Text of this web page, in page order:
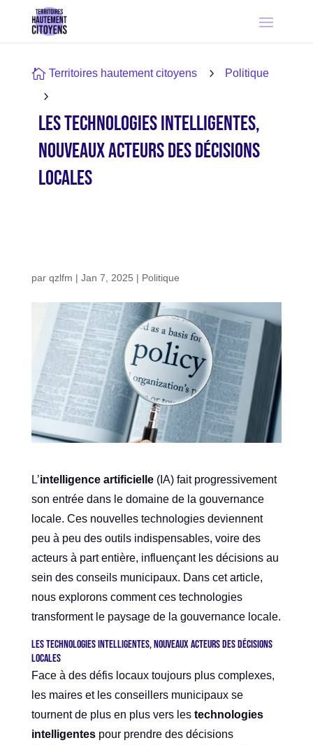
 Territoires hautement citoyens 5 Politique
5
Les technologies intelligentes,
nouveaux acteurs des décisions
locales
par qzlfm | Jan 7, 2025 | Politique
L’intelligence artificielle(IA) fait progressivement
son entrée dans le domaine de la gouvernance
locale. Ces nouvelles technologies deviennent
peu à peu des outils indispensables, voire des
acteurs à part entière, influençant les décisions au
sein des conseils municipaux. Dans cet article,
nous explorons comment ces technologies
transforment le paysage de la gouvernance locale.
Les technologies intelligentes, nouveaux acteurs des décisions
locales
Face à des défis locaux toujours plus complexes,
les maires et les conseillers municipaux se
tournent de plus en plus vers les technologies
intelligentespour prendre des décisions